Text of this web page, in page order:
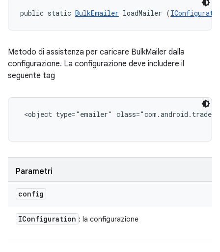
public static BulkEmailer loadMailer (
Metodo di assistenza per caricare BulkMailer dalla
configurazione. La configurazione deve includere il
seguente tag
<object type="emailer"
Parametri
config
IConfiguration : la configurazione